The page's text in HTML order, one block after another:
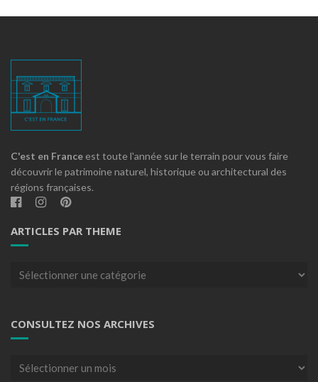
C'est en France est toute l'année sur le terrain pour vous faire
découvrir le patrimoine naturel, historique ou architectural des
régions françaises.
ARTICLES PAR THEME
Articles
CONSULTEZ NOS ARCHIVES
Consultez